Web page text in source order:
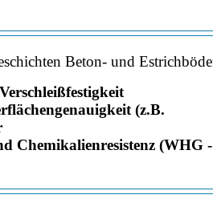
Beton- und
(z.B.
Chemikalienresistenz (WHG -